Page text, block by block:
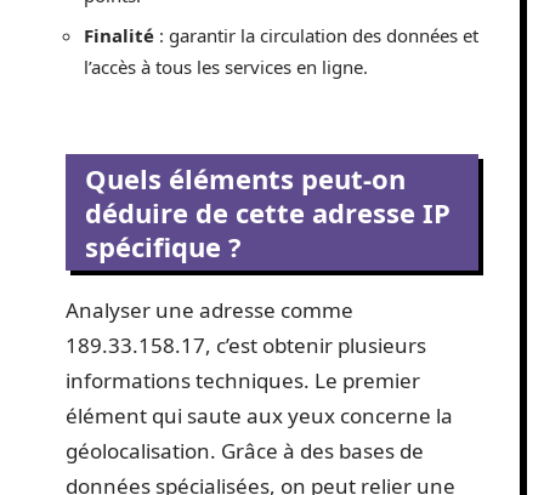
Finalité : garantir la circulation des données et
l’accès à tous les services en ligne.
Quels éléments peut-on
déduire de cette adresse IP
spécifique ?
Analyser une adresse comme
189.33.158.17, c’est obtenir plusieurs
informations techniques. Le premier
élément qui saute aux yeux concerne la
géolocalisation. Grâce à des bases de
données spécialisées, on peut relier une